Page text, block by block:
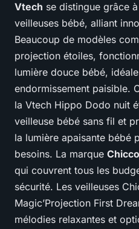
Vtech se distingue grâce
veilleuses bébé, alliant
Beaucoup de modèles
projection étoiles,
lumière douce bébé,
endormissement paisible.
la Vtech Hippo Dodo nuit
veilleuse bébé sans fil et
la lumière apaisante bébé
besoins. La marque Chicco
qui couvrent tous les
sécurité. Les veilleuses
Magic’Projection First
mélodies relaxantes et